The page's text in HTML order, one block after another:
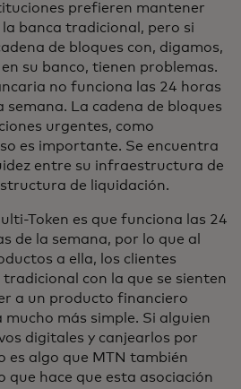
prefieren mantener
banca tradicional, pero si
de bloques con, digamos,
su banco, tienen problemas.
no funciona las 24 horas
semana. La cadena de bloques
urgentes, como
es importante. Se encuentra
entre su infraestructura de
de liquidación.
Token es que funciona las 24
de la semana, por lo que al
a ella, los clientes
con la que se sienten
a un producto financiero
mucho más simple. Si alguien
digitales y canjearlos por
es algo que MTN también
que hace que esta asociación